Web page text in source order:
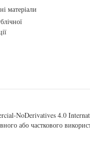
матеріали
NoDerivatives 4.0
або часткового